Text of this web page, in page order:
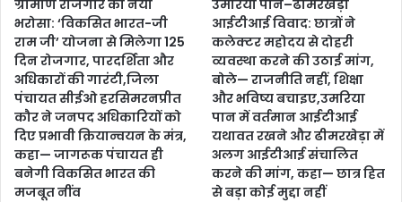
ग्रामीण रोजगार का नया
भरोसा: ‘विकसित भारत-जी
राम जी’ योजना से मिलेगा 125
दिन रोजगार, पारदर्शिता और
अधिकारों की गारंटी,जिला
पंचायत सीईओ हरसिमरनप्रीत
कौर ने जनपद अधिकारियों को
दिए प्रभावी क्रियान्वयन के मंत्र,
कहा— जागरूक पंचायत ही
बनेगी विकसित भारत की
मजबूत नींव
उमरिया पान–ढीमरखेड़ा
आईटीआई विवाद: छात्रों ने
कलेक्टर महोदय से दोहरी
व्यवस्था करने की उठाई मांग,
बोले— राजनीति नहीं, शिक्षा
और भविष्य बचाइए,उमरिया
पान में वर्तमान आईटीआई
यथावत रखने और ढीमरखेड़ा में
अलग आईटीआई संचालित
करने की मांग, कहा— छात्र हित
से बड़ा कोई मुद्दा नहीं